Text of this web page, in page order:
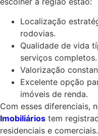
Localização
rodovias.
Qualidade de vida
serviços completos.
Valorização
Excelente opção
imóveis de renda.
Com esses diferenciais,
Imobiliários tem
residenciais e comerciais.